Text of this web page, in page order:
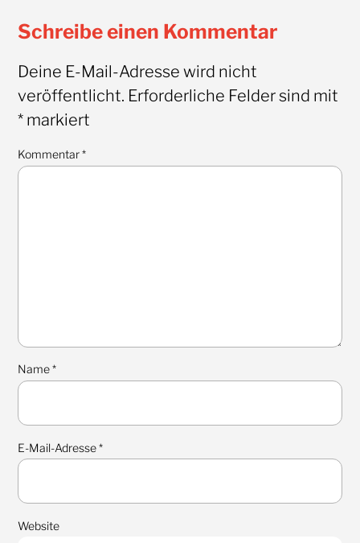
Schreibe einen Kommentar
Deine E-Mail-Adresse wird nicht
veröffentlicht. Erforderliche Felder sind mit
*markiert
Kommentar*
Name*
E-Mail-Adresse*
Website